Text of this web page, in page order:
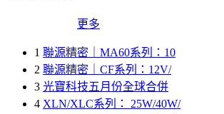
更多
1 聯源精密｜MA60系列：10
2 聯源精密｜CF系列：12V/
3 光寶科技五月份全球合併
4 XLN/XLC系列： 25W/40W/